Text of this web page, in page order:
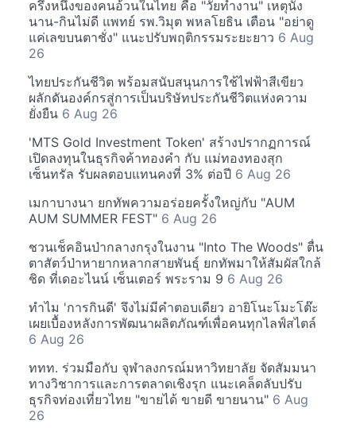
ครึ่งหนึ่งของคนอ้วนในไทย คือ "วัยทำงาน" เหตุนั่ง
นาน-กินไม่ดี แพทย์ รพ.วิมุต พหลโยธิน เตือน "อย่าดู
แค่เลขบนตาชั่ง" แนะปรับพฤติกรรมระยะยาว 6 Aug
26
ไทยประกันชีวิต พร้อมสนับสนุนการใช้ไฟฟ้าสีเขียว
ผลักดันองค์กรสู่การเป็นบริษัทประกันชีวิตแห่งความ
ยั่งยืน 6 Aug 26
'MTS Gold Investment Token' สร้างปรากฏการณ์
เปิดลงทุนในธุรกิจค้าทองคำ กับ แม่ทองทองสุก
เซ็นทรัล รับผลตอบแทนคงที่ 3% ต่อปี 6 Aug 26
เมกาบางนา ยกทัพความอร่อยครั้งใหญ่กับ "AUM
AUM SUMMER FEST" 6 Aug 26
ชวนเช็คอินป่ากลางกรุงในงาน "Into The Woods" ตื่น
ตาสัตว์ป่าหายากหลากสายพันธุ์ ยกทัพมาให้สัมผัสใกล้
ชิด ที่เดอะไนน์ เซ็นเตอร์ พระราม 9 6 Aug 26
ทำไม 'การกินดี' จึงไม่มีคำตอบเดียว อายิโนะโมะโต๊ะ
เผยเบื้องหลังการพัฒนาผลิตภัณฑ์เพื่อคนทุกไลฟ์สไตล์
6 Aug 26
ททท. ร่วมมือกับ จุฬาลงกรณ์มหาวิทยาลัย จัดสัมมนา
ทางวิชาการและการตลาดเชิงรุก แนะเคล็ดลับปรับ
ธุรกิจท่องเที่ยวไทย "ขายได้ ขายดี ขายนาน" 6 Aug
26